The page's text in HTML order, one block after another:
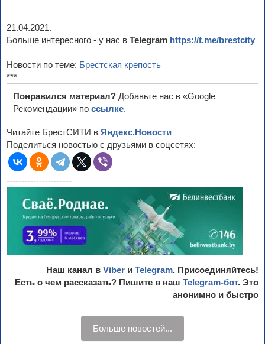
21.04.2021.
Больше интересного - у нас в Telegram https://t.me/brestcity
Новости по теме: Брестская крепость
***
Понравился материал? Добавьте нас в «Google
Рекомендации» по ссылке.
Читайте БрестСИТИ в Яндекс.Новости
Поделиться новостью с друзьями в соцсетях:
----------------------
Наш канал в Viber и Telegram. Присоединяйтесь!
Есть о чем рассказать? Пишите в наш Telegram-бот. Это
анонимно и быстро
Больше новостей...